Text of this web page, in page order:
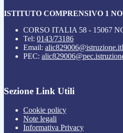
ISTITUTO COMPRENSIVO 1
CORSO ITALIA 58 - 15067
Tel: 0143/73186
Email: alic829006@istruzione.it
PEC:
Sezione Link Utili
Cookie policy
Note legali
Informativa Privacy